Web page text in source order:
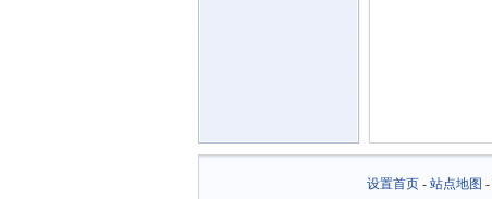
设置首页- 站点地图 -